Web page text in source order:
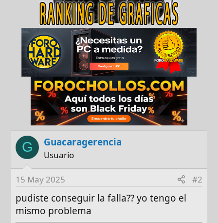
o
n
s
G Guacaragerencia
Usuario
15 May 2025 #2
pudiste conseguir la falla?? yo tengo el
mismo problema